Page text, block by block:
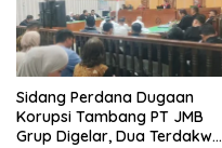
Sidang Perdana Dugaan
Korupsi Tambang PT JMB
Grup Digelar, Dua Terdakwa